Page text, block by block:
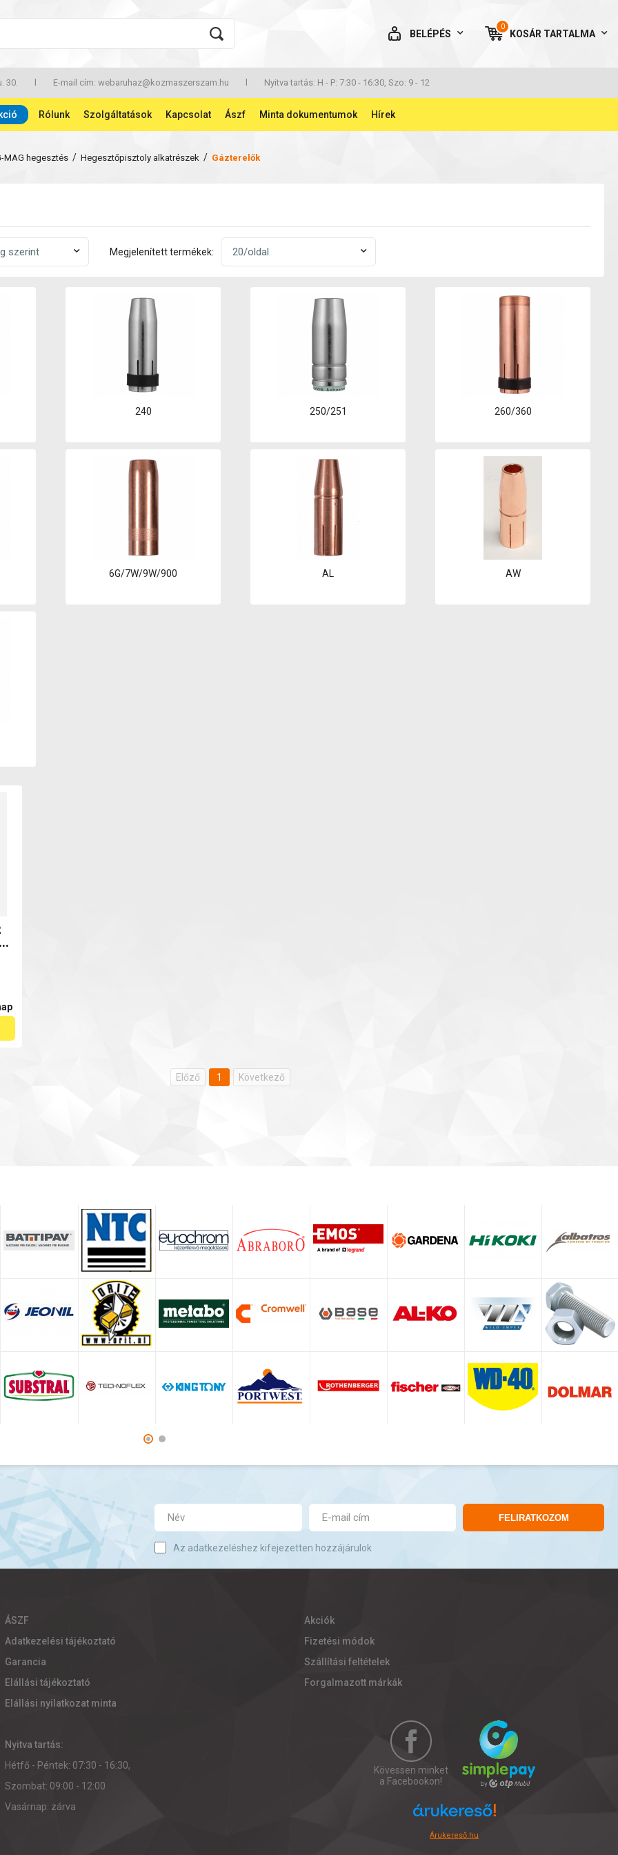
BELÉPÉS
0
KOSÁR TARTALMA
AZ ÖN KOSARA ÜRES
30. E-mail cím: webaruhaz@kozmaszerszam.hu Nyitva tartás: H - P: 7:30 - 16:30, Szo: 9 - 12
Rólunk Szolgáltatások Kapcsolat Ászf Minta dokumentumok Hírek
MAG hegesztés / Hegesztőpisztoly alkatrészek / Gázterelők
Megjelenített termékek:
240 250/251 260/360
6G/7W/9W/900 AL AW
Előző 1 Következő
FELIRATKOZOM
Az adatkezeléshez kifejezetten hozzájárulok
ÁSZF
Adatkezelési tájékoztató
Garancia
Elállási tájékoztató
Elállási nyilatkozat minta
Akciók
Fizetési módok
Szállítási feltételek
Forgalmazott márkák
Nyitva tartás:
Hétfő - Péntek: 07:30 - 16:30,
Szombat: 09:00 - 12:00
Vasárnap: zárva
Kövessen minket
a Facebookon!
Árukereső.hu